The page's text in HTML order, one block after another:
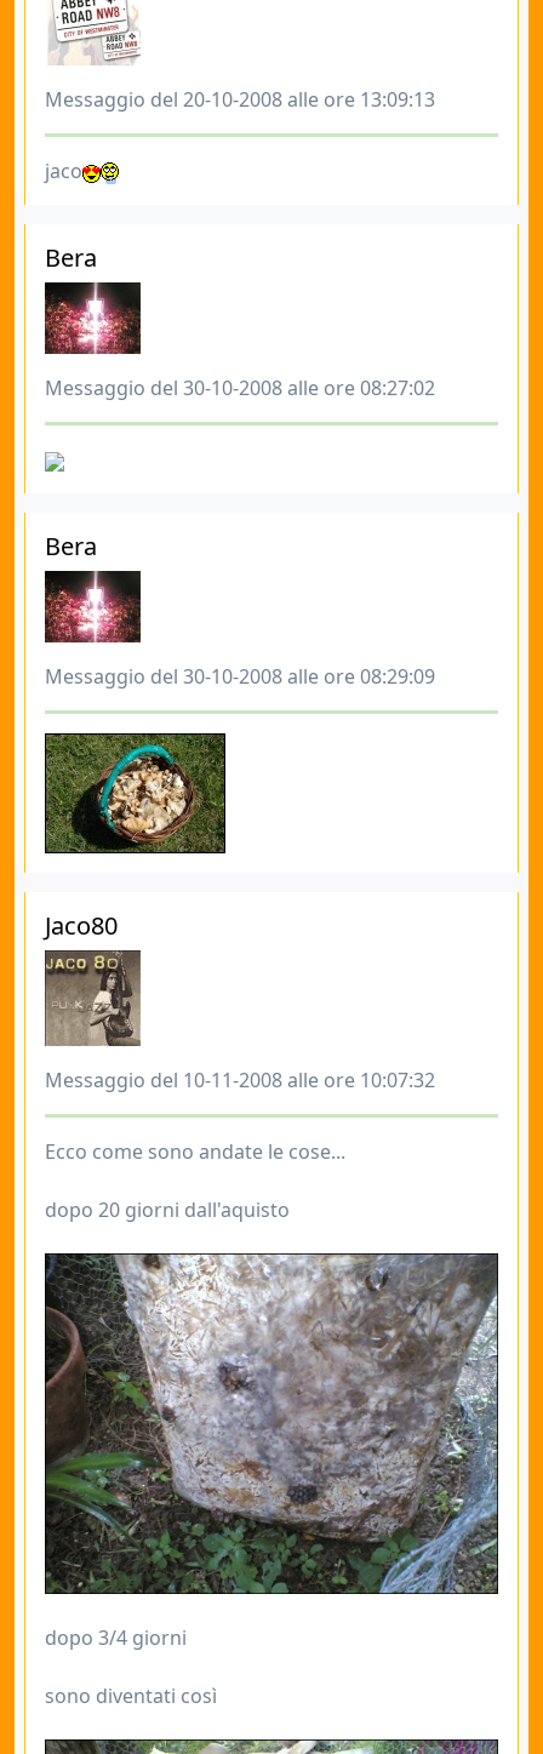
Messaggio del 20-10-2008 alle ore 13:09:13
jaco
Bera
Messaggio del 30-10-2008 alle ore 08:27:02
Bera
Messaggio del 30-10-2008 alle ore 08:29:09
Jaco80
Messaggio del 10-11-2008 alle ore 10:07:32
Ecco come sono andate le cose...
dopo 20 giorni dall'aquisto
dopo 3/4 giorni
sono diventati così